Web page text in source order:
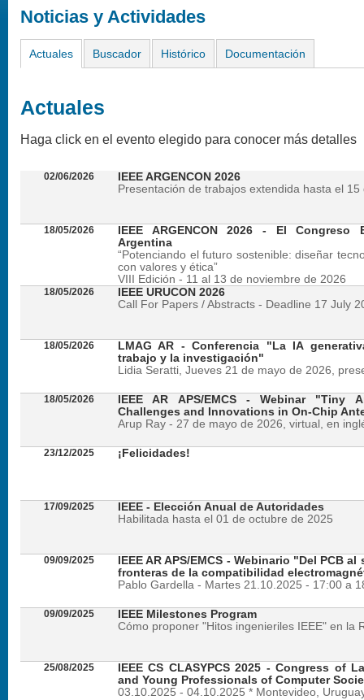
Noticias y Actividades
Actuales Buscador Histórico Documentación
Actuales
Haga click en el evento elegido para conocer más detalles
02/06/2026
IEEE ARGENCON 2026
Presentación de trabajos extendida hasta el 15
18/05/2026
IEEE ARGENCON 2026 - El
Argentina
“Potenciando el futuro sostenible: diseñar
con valores y ética”
VIII Edición - 11 al 13 de noviembre de 2026
18/05/2026
IEEE URUCON 2026
Call For Papers / Abstracts - Deadline 17 July
18/05/2026
LMAG AR - Conferencia "La IA
trabajo y la investigación"
Lidia Seratti, Jueves 21 de mayo de 2026,
18/05/2026
IEEE AR APS/EMCS - Webinar "Tiny
Challenges and Innovations in On-Chip
Arup Ray - 27 de mayo de 2026, virtual, en
23/12/2025 ¡Felicidades!
17/09/2025
IEEE - Elección Anual de Autoridades
Habilitada hasta el 01 de octubre de 2025
09/09/2025
IEEE AR APS/EMCS - Webinario "Del PCB
fronteras de la compatibilidad
Pablo Gardella - Martes 21.10.2025 - 17:00 a
09/09/2025
IEEE Milestones Program
Cómo proponer "Hitos ingenieriles IEEE" en la
25/08/2025
IEEE CS CLASYPCS 2025 - Congress of
and Young Professionals of Computer
03.10.2025 - 04.10.2025 * Montevideo,